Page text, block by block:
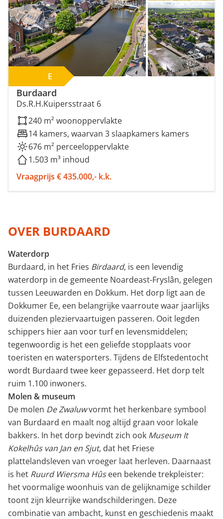
E
Burdaard
Ds.R.H.Kuipersstraat 6
240 m² woonoppervlakte
14 kamers, waarvan 3 slaapkamers kamers
676 m² perceeloppervlakte
1.503 m³ inhoud
Vraagprijs € 435.000,- k.k.
OVER BURDAARD
Waterdorp
Burdaard, in het Fries Birdaard, is een levendig
waterdorp in de gemeente Noardeast-Fryslân, gelegen
tussen Leeuwarden en Dokkum. Het dorp ligt aan de
Dokkumer Ee, een belangrijke vaarroute waar jaarlijks
duizenden pleziervaartuigen passeren. Ooit legden
schippers hier aan voor turf en levensmiddelen;
tegenwoordig is het een geliefde stopplaats voor
toeristen en watersporters. Tijdens de Elfstedentocht
wordt Burdaard twee keer gepasseerd. Het dorp telt
ruim 1.100 inwoners.
Molen & museum
De molen De Zwaluwvormt het herkenbare symbool
van Burdaard en maalt nog altijd graan voor lokale
bakkers. In het dorp bevindt zich ook Museum It
Kokelhûs van Jan en Sjut, dat het Friese
plattelandsleven van vroeger laat herleven. Daarnaast
is het Ruurd Wiersma Hûseen bekende trekpleister:
het voormalige woonhuis van de gelijknamige schilder
toont zijn kleurrijke wandschilderingen. Deze
combinatie van ambacht, kunst en geschiedenis maakt